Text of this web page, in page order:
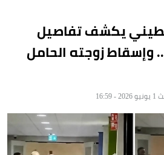
يكشف تفاصيل
وإسقاط زوجته الحامل